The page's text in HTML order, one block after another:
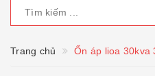
Trang chủ Ổn áp lioa 30kva